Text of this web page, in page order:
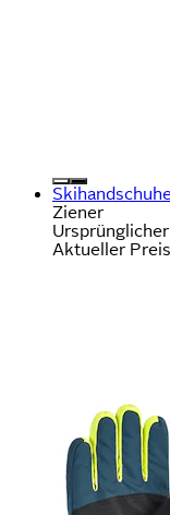
Ziener
Aktueller Preis